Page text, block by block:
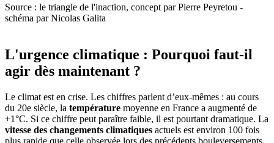
Source : le triangle de l'inaction, concept par Pierre Peyretou -
schéma par Nicolas Galita
L'urgence climatique : Pourquoi faut-il
agir dès maintenant ?
Le climat est en crise. Les chiffres parlent d’eux-mêmes : au cours
du 20e siècle, la température moyenne en France a augmenté de
+1°C. Si ce chiffre peut paraître faible, il est pourtant dramatique. La
vitesse des changements climatiques actuels est environ 100 fois